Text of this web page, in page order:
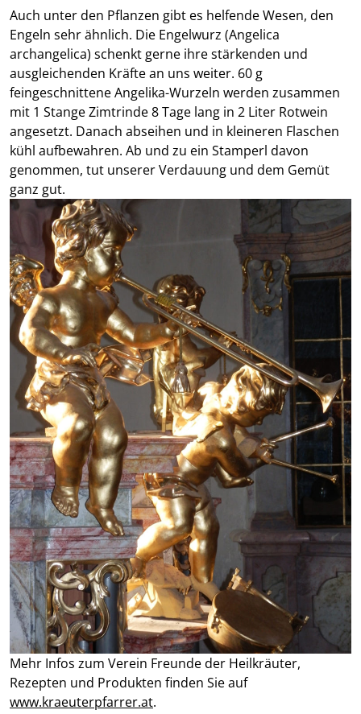
Auch unter den Pflanzen gibt es helfende Wesen, den
Engeln sehr ähnlich. Die Engelwurz (Angelica
archangelica) schenkt gerne ihre stärkenden und
ausgleichenden Kräfte an uns weiter. 60 g
feingeschnittene Angelika-Wurzeln werden zusammen
mit 1 Stange Zimtrinde 8 Tage lang in 2 Liter Rotwein
angesetzt. Danach abseihen und in kleineren Flaschen
kühl aufbewahren. Ab und zu ein Stamperl davon
genommen, tut unserer Verdauung und dem Gemüt
ganz gut.
Mehr Infos zum Verein Freunde der Heilkräuter,
Rezepten und Produkten finden Sie auf
www.kraeuterpfarrer.at.